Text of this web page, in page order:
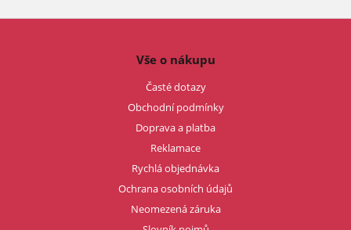
Vše o nákupu
Časté dotazy
Obchodní podmínky
Doprava a platba
Reklamace
Rychlá objednávka
Ochrana osobních údajů
Neomezená záruka